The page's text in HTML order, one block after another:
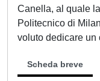
Canella, al quale
Politecnico di
voluto dedicare un
Scheda breve